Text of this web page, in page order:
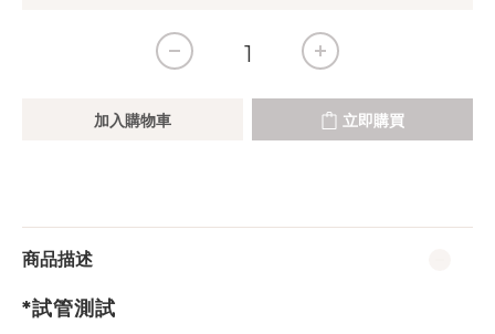
加入購物車 立即購買
商品描述
*試管測試